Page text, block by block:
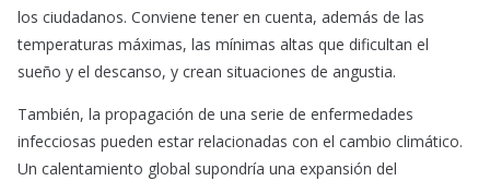
los ciudadanos. Conviene tener en cuenta, además de las
temperaturas máximas, las mínimas altas que dificultan el
sueño y el descanso, y crean situaciones de angustia.
También, la propagación de una serie de enfermedades
infecciosas pueden estar relacionadas con el cambio climático.
Un calentamiento global supondría una expansión del